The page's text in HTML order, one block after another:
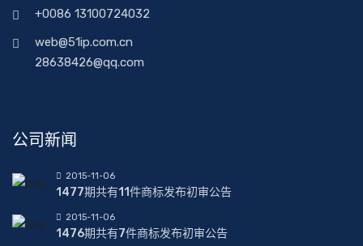
+0086 13100724032
web@51ip.com.cn
28638426@qq.com
公司新闻
2015-11-06
1477期共有11件商标发布初审公告
2015-11-06
1476期共有7件商标发布初审公告